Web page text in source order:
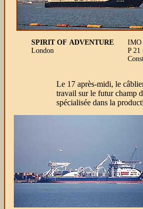
SPIRIT OF ADVENTURE
London
IMO
P 21
Le 17 après-midi, le
travail sur le futur champ
spécialisée dans la